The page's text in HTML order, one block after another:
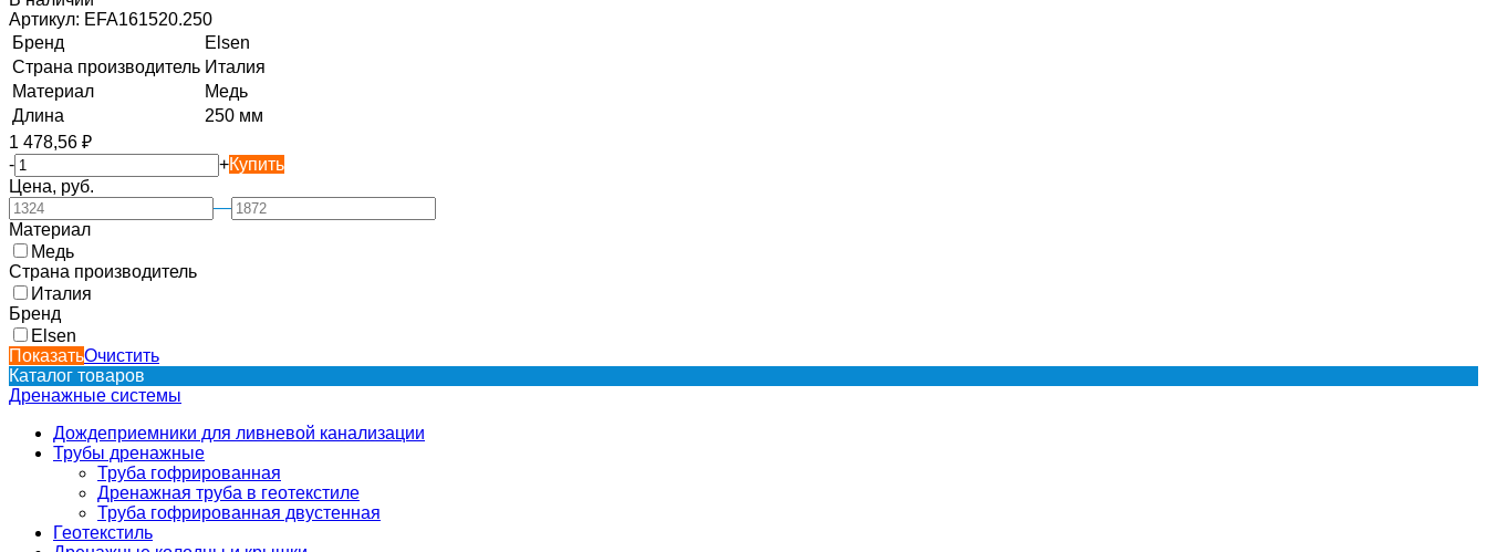
Артикул: EFA161520.250
Бренд
Elsen
Страна производитель Италия
Материал
Медь
Длина
250 мм
1 478,56 ₽
-
+Купить
Цена, руб.
—
Материал
Медь
Страна производитель
Италия
Бренд
Elsen
ПоказатьОчистить
Каталог товаров
Дренажные системы
Дождеприемники для ливневой канализации
Трубы дренажные
Труба гофрированная
Дренажная труба в геотекстиле
Труба гофрированная двустенная
Геотекстиль